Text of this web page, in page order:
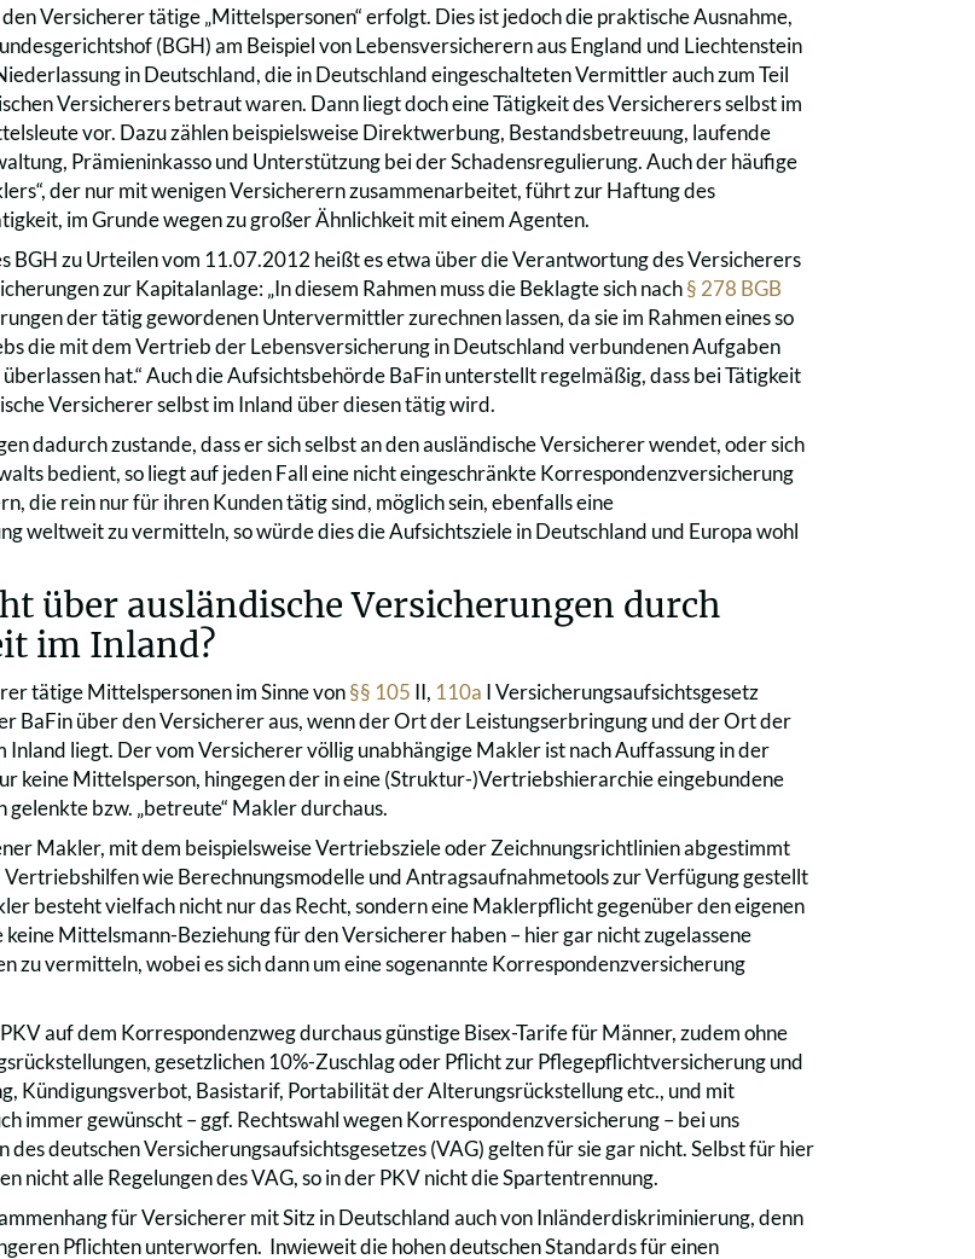
Versicherer tätige „Mittelspersonen“ erfolgt. Dies ist jedoch die praktische Ausnahme,
(BGH) am Beispiel von Lebensversicherern aus England und Liechtenstein
in Deutschland, die in Deutschland eingeschalteten Vermittler auch zum Teil
Versicherers betraut waren. Dann liegt doch eine Tätigkeit des Versicherers selbst im
vor. Dazu zählen beispielsweise Direktwerbung, Bestandsbetreuung, laufende
Prämieninkasso und Unterstützung bei der Schadensregulierung. Auch der häufige
der nur mit wenigen Versicherern zusammenarbeitet, führt zur Haftung des
im Grunde wegen zu großer Ähnlichkeit mit einem Agenten.
BGH zu Urteilen vom 11.07.2012 heißt es etwa über die Verantwortung des Versicherers
zur Kapitalanlage: „In diesem Rahmen muss die Beklagte sich nach§ 278 BGB
der tätig gewordenen Untervermittler zurechnen lassen, da sie im Rahmen eines so
die mit dem Vertrieb der Lebensversicherung in Deutschland verbundenen Aufgaben
hat.“ Auch die Aufsichtsbehörde BaFin unterstellt regelmäßig, dass bei Tätigkeit
Versicherer selbst im Inland über diesen tätig wird.
dadurch zustande, dass er sich selbst an den ausländische Versicherer wendet, oder sich
bedient, so liegt auf jeden Fall eine nicht eingeschränkte Korrespondenzversicherung
die rein nur für ihren Kunden tätig sind, möglich sein, ebenfalls eine
weltweit zu vermitteln, so würde dies die Aufsichtsziele in Deutschland und Europa wohl
über ausländische Versicherungen durch
im Inland?
tätige Mittelspersonen im Sinne von§§ 105 II, 110a I Versicherungsaufsichtsgesetz
BaFin über den Versicherer aus, wenn der Ort der Leistungserbringung und der Ort der
Inland liegt. Der vom Versicherer völlig unabhängige Makler ist nach Auffassung in der
keine Mittelsperson, hingegen der in eine (Struktur-)Vertriebshierarchie eingebundene
bzw. „betreute“ Makler durchaus.
Makler, mit dem beispielsweise Vertriebsziele oder Zeichnungsrichtlinien abgestimmt
wie Berechnungsmodelle und Antragsaufnahmetools zur Verfügung gestellt
besteht vielfach nicht nur das Recht, sondern eine Maklerpflicht gegenüber den eigenen
keine Mittelsmann-Beziehung für den Versicherer haben – hier gar nicht zugelassene
zu vermitteln, wobei es sich dann um eine sogenannte Korrespondenzversicherung
auf dem Korrespondenzweg durchaus günstige Bisex-Tarife für Männer, zudem ohne
gesetzlichen 10%-Zuschlag oder Pflicht zur Pflegepflichtversicherung und
Kündigungsverbot, Basistarif, Portabilität der Alterungsrückstellung etc., und mit
immer gewünscht – ggf. Rechtswahl wegen Korrespondenzversicherung – bei uns
des deutschen Versicherungsaufsichtsgesetzes (VAG) gelten für sie gar nicht. Selbst für hier
nicht alle Regelungen des VAG, so in der PKV nicht die Spartentrennung.
für Versicherer mit Sitz in Deutschland auch von Inländerdiskriminierung, denn
Pflichten unterworfen. Inwieweit die hohen deutschen Standards für einen